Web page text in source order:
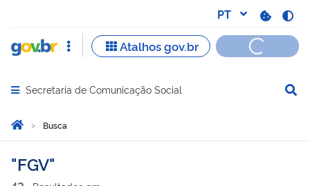
Abrir menu principal de navegação
Secretaria de Comunicação Social
Você está aqui:
Página Inicial
Busca
Busca
FGV